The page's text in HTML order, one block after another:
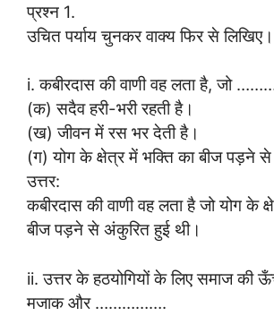
प्रश्न 1.
उचित पर्याय चुनकर वाक्य फिर से लिखिए।
i. कबीरदास की वाणी वह लता है, जो
(क) सदैव हरी-भरी रहती है।
(ख) जीवन में रस भर देती है।
(ग) योग के क्षेत्र में भक्ति का बीज पड़ने
उत्तर:
कबीरदास की वाणी वह लता है जो योग के
बीज पड़ने से अंकुरित हुई थी।
ii. उत्तर के हठयोगियों के लिए समाज की
मजाक और …………….